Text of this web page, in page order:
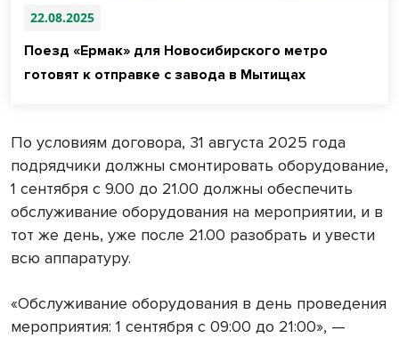
22.08.2025
Поезд «Ермак» для Новосибирского метро
готовят к отправке с завода в Мытищах
По условиям договора, 31 августа 2025 года
подрядчики должны смонтировать оборудование,
1 сентября с 9.00 до 21.00 должны обеспечить
обслуживание оборудования на мероприятии, и в
тот же день, уже после 21.00 разобрать и увести
всю аппаратуру.
«Обслуживание оборудования в день проведения
мероприятия: 1 сентября с 09:00 до 21:00», —